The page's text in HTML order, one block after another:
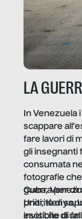
LA
In Venezuela
scappare
fare lavori di
gli insegnanti
consumata
fotografie
guerra per
priorità di
invisibile di
Cuba,
Uniti, Kenya,
esotiche di